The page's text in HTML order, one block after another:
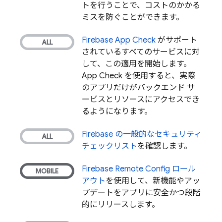
トを行うことで、コストのかかる
ミスを防ぐことができます。
Firebase App Check がサポート
されているすべてのサービスに対
して、この適用を開始します。
App Check を使用すると、実際
のアプリだけがバックエンド サ
ービスとリソースにアクセスでき
るようになります。
Firebase の一般的なセキュリティ
チェックリストを確認します。
Firebase Remote Config ロール
アウトを使用して、新機能やアッ
プデートをアプリに安全かつ段階
的にリリースします。